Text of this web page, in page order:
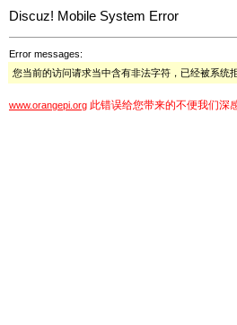
Discuz! Mobile System Error
Error messages:
您当前的访问请求当中含有非法字符，已经被系统
www.orangepi.org 此错误给您带来的不便我们深